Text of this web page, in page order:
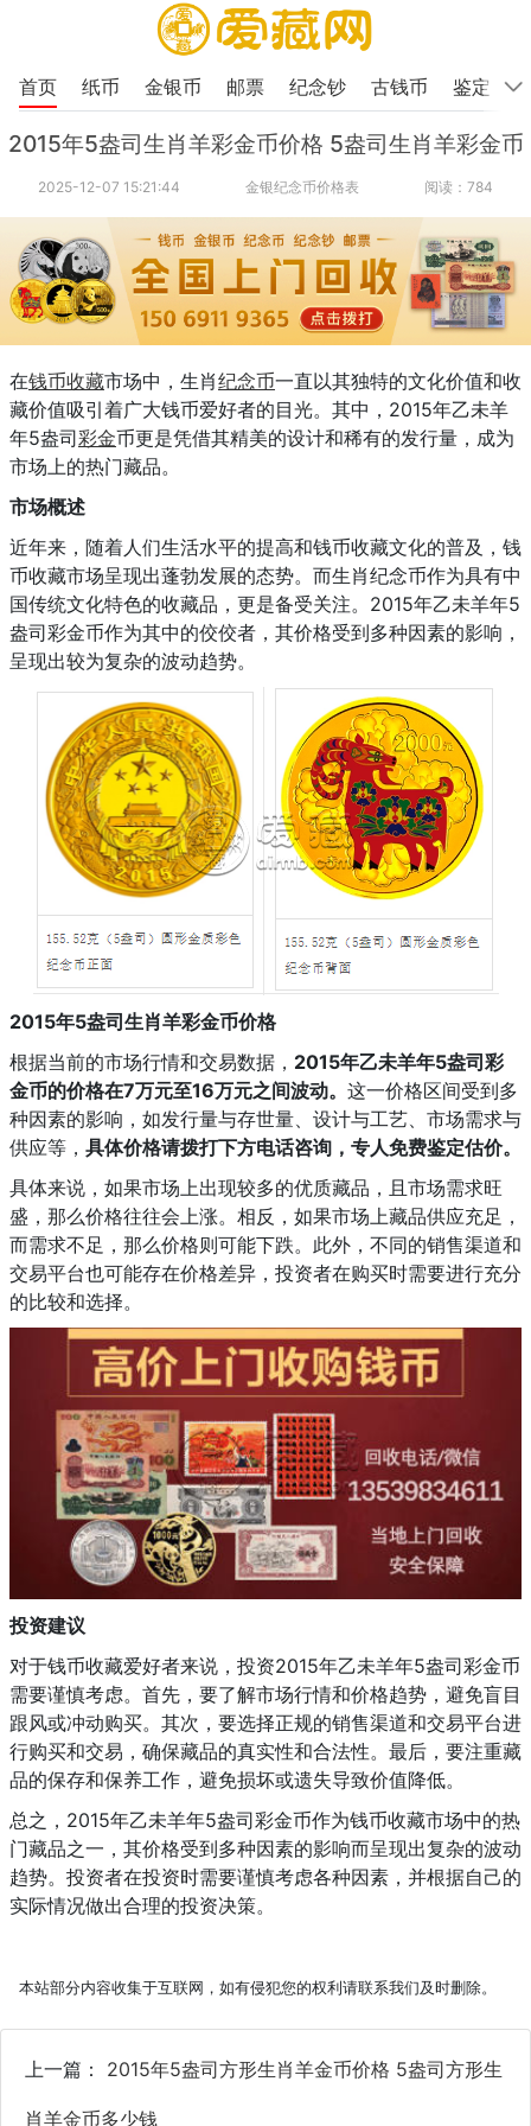
首页 纸币 金银币 邮票 纪念钞 古钱币 鉴定
2015年5盎司生肖羊彩金币价格 5盎司生肖羊彩金币
2025-12-07 15:21:44 金银纪念币价格表 阅读：784
在钱币收藏市场中，生肖纪念币一直以其独特的文化价值和收
藏价值吸引着广大钱币爱好者的目光。其中，2015年乙未羊
年5盎司彩金币更是凭借其精美的设计和稀有的发行量，成为
市场上的热门藏品。
市场概述
近年来，随着人们生活水平的提高和钱币收藏文化的普及，钱
币收藏市场呈现出蓬勃发展的态势。而生肖纪念币作为具有中
国传统文化特色的收藏品，更是备受关注。2015年乙未羊年5
盎司彩金币作为其中的佼佼者，其价格受到多种因素的影响，
呈现出较为复杂的波动趋势。
2015年5盎司生肖羊彩金币价格
根据当前的市场行情和交易数据， 2015年乙未羊年5盎司彩
金币的价格在7万元至16万元之间波动。 这一价格区间受到多
种因素的影响，如发行量与存世量、设计与工艺、市场需求与
供应等， 具体价格请拨打下方电话咨询，专人免费鉴定估价。
具体来说，如果市场上出现较多的优质藏品，且市场需求旺
盛，那么价格往往会上涨。相反，如果市场上藏品供应充足，
而需求不足，那么价格则可能下跌。此外，不同的销售渠道和
交易平台也可能存在价格差异，投资者在购买时需要进行充分
的比较和选择。
投资建议
对于钱币收藏爱好者来说，投资2015年乙未羊年5盎司彩金币
需要谨慎考虑。首先，要了解市场行情和价格趋势，避免盲目
跟风或冲动购买。其次，要选择正规的销售渠道和交易平台进
行购买和交易，确保藏品的真实性和合法性。最后，要注重藏
品的保存和保养工作，避免损坏或遗失导致价值降低。
总之，2015年乙未羊年5盎司彩金币作为钱币收藏市场中的热
门藏品之一，其价格受到多种因素的影响而呈现出复杂的波动
趋势。投资者在投资时需要谨慎考虑各种因素，并根据自己的
实际情况做出合理的投资决策。
本站部分内容收集于互联网，如有侵犯您的权利请联系我们及时删除。
上一篇： 2015年5盎司方形生肖羊金币价格 5盎司方形生
肖羊金币多少钱